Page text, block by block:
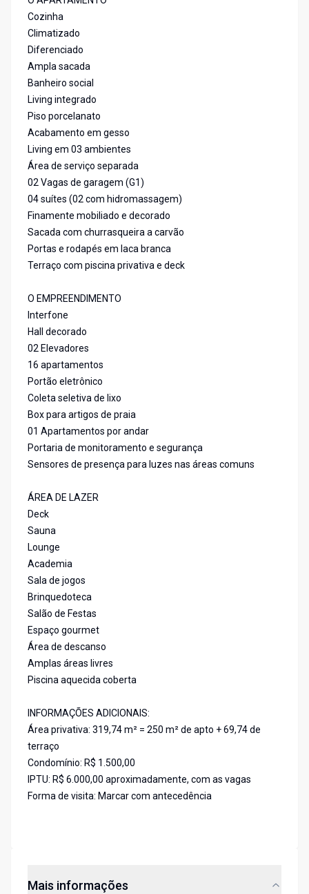
Cozinha
Climatizado
Diferenciado
Ampla sacada
Banheiro social
Living integrado
Piso porcelanato
Acabamento em gesso
Living em 03 ambientes
Área de serviço separada
02 Vagas de garagem (G1)
04 suítes (02 com hidromassagem)
Finamente mobiliado e decorado
Sacada com churrasqueira a carvão
Portas e rodapés em laca branca
Terraço com piscina privativa e deck
O EMPREENDIMENTO
Interfone
Hall decorado
02 Elevadores
16 apartamentos
Portão eletrônico
Coleta seletiva de lixo
Box para artigos de praia
01 Apartamentos por andar
Portaria de monitoramento e segurança
Sensores de presença para luzes nas áreas comuns
ÁREA DE LAZER
Deck
Sauna
Lounge
Academia
Sala de jogos
Brinquedoteca
Salão de Festas
Espaço gourmet
Área de descanso
Amplas áreas livres
Piscina aquecida coberta
INFORMAÇÕES ADICIONAIS:
Área privativa: 319,74 m² = 250 m² de apto + 69,74 de
terraço
Condomínio: R$ 1.500,00
IPTU: R$ 6.000,00 aproximadamente, com as vagas
Forma de visita: Marcar com antecedência
Mais informações